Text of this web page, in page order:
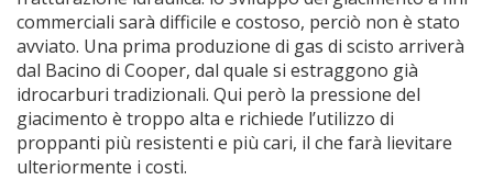
commerciali sarà difficile e costoso, perciò non è stato
avviato. Una prima produzione di gas di scisto arriverà
dal Bacino di Cooper, dal quale si estraggono già
idrocarburi tradizionali. Qui però la pressione del
giacimento è troppo alta e richiede l’utilizzo di
proppanti più resistenti e più cari, il che farà lievitare
ulteriormente i costi.